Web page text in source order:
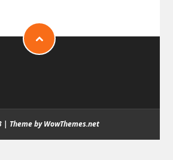
| Theme by WowThemes.net